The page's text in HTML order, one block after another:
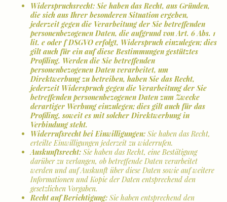
Widerspruchsrecht: Sie haben das Recht, aus Gründen,
die sich aus Ihrer besonderen Situation ergeben,
jederzeit gegen die Verarbeitung der Sie betreffenden
personenbezogenen Daten, die aufgrund von Art. 6 Abs. 1
lit. e oder f DSGVO erfolgt, Widerspruch einzulegen; dies
gilt auch für ein auf diese Bestimmungen gestütztes
Profiling. Werden die Sie betreffenden
personenbezogenen Daten verarbeitet, um
Direktwerbung zu betreiben, haben Sie das Recht,
jederzeit Widerspruch gegen die Verarbeitung der Sie
betreffenden personenbezogenen Daten zum Zwecke
derartiger Werbung einzulegen; dies gilt auch für das
Profiling, soweit es mit solcher Direktwerbung in
Verbindung steht.
Widerrufsrecht bei Einwilligungen: Sie haben das Recht,
erteilte Einwilligungen jederzeit zu widerrufen.
Auskunftsrecht: Sie haben das Recht, eine Bestätigung
darüber zu verlangen, ob betreffende Daten verarbeitet
werden und auf Auskunft über diese Daten sowie auf weitere
Informationen und Kopie der Daten entsprechend den
gesetzlichen Vorgaben.
Recht auf Berichtigung: Sie haben entsprechend den